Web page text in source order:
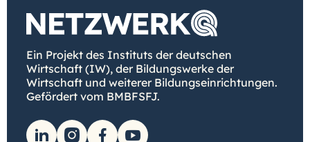
Ein Projekt des Instituts der deutschen
Wirtschaft (IW), der Bildungswerke der
Wirtschaft und weiterer Bildungseinrichtungen.
Gefördert vom BMBFSFJ.